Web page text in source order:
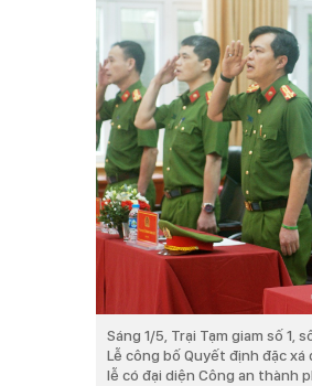
Sáng 1/5, Trại Tạm giam số
Lễ công bố Quyết định đặc xá
lễ có đại diện Công an thành